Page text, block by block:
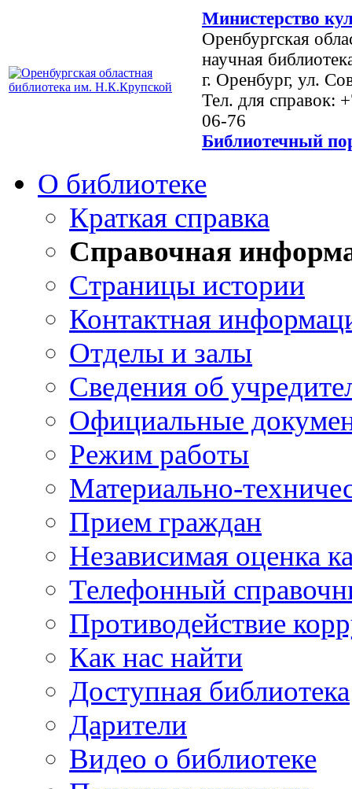
Министерство
Оренбургская
научная
г. Оренбург, ул.
Тел. для справок:
06-76
Библиотечный
О библиотеке
Краткая справка
Справочная
Страницы истории
Контактная
Отделы и залы
Сведения об
Официальные
Режим работы
Материально-
Прием граждан
Независимая оценка
Телефонный
Противодействие
Как нас найти
Доступная библиотека
Дарители
Видео о библиотеке